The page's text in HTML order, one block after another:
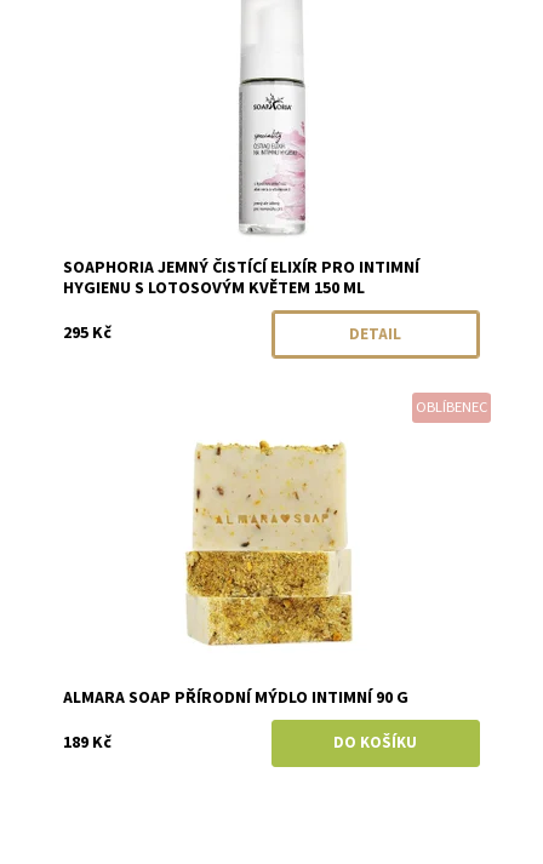
SOAPHORIA JEMNÝ ČISTÍCÍ ELIXÍR PRO INTIMNÍ
HYGIENU S LOTOSOVÝM KVĚTEM 150 ML
295 Kč
DETAIL
OBLÍBENEC
Almara Soap
ALMARA SOAP PŘÍRODNÍ MÝDLO INTIMNÍ 90 G
189 Kč